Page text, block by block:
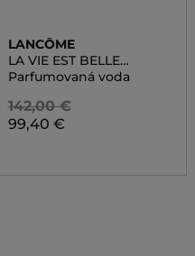
LANCÔME
LA VIE EST BELLE
COLLECTOR
Parfumovaná voda
142,00 €
99,40 €